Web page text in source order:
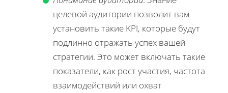
целевой аудитории позволит вам
установить такие KPI, которые будут
подлинно отражать успех вашей
стратегии. Это может включать такие
показатели, как рост участия, частота
взаимодействий или охват